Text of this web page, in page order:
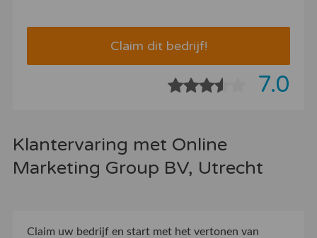
Claim dit bedrijf!
7.0
Klantervaring met Online
Marketing Group BV, Utrecht
Claim uw bedrijfen start met het vertonen van